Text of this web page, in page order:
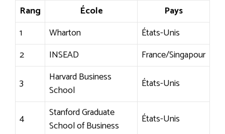
Rang École
Pays
1
Wharton
États-Unis
2
INSEAD
France/Singapour
3
Harvard Business
School
États-Unis
4
Stanford Graduate
School of Business
États-Unis